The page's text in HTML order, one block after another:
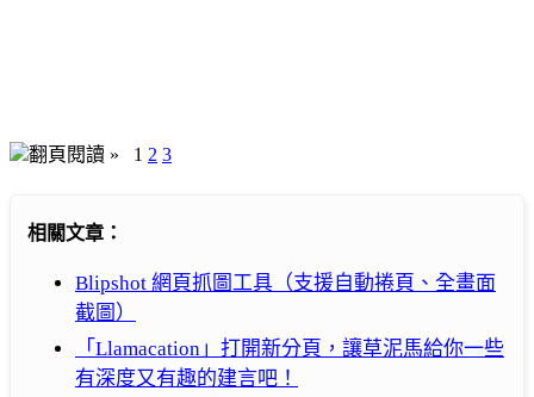
翻頁閱讀 » 1 2 3
相關文章：
Blipshot 網頁抓圖工具（支援自動捲頁、全畫面
截圖）
「Llamacation」打開新分頁，讓草泥馬給你一些
有深度又有趣的建言吧！